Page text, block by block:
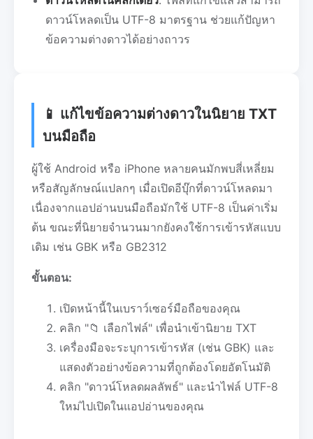
ดาวน์โหลดเป็น UTF-8 มาตรฐาน ช่วยแก้ปัญหา
ข้อความต่างดาวได้อย่างถาวร
📱 แก้ไขข้อความต่างดาวในนิยาย TXT
บนมือถือ
ผู้ใช้ Android หรือ iPhone หลายคนมักพบสี่เหลี่ยม
หรือสัญลักษณ์แปลกๆ เมื่อเปิดอีบุ๊กที่ดาวน์โหลดมา
เนื่องจากแอปอ่านบนมือถือมักใช้ UTF-8 เป็นค่าเริ่ม
ต้น ขณะที่นิยายจำนวนมากยังคงใช้การเข้ารหัสแบบ
เดิม เช่น GBK หรือ GB2312
ขั้นตอน:
เปิดหน้านี้ในเบราว์เซอร์มือถือของคุณ
คลิก "📁 เลือกไฟล์" เพื่อนำเข้านิยาย TXT
เครื่องมือจะระบุการเข้ารหัส (เช่น GBK) และ
แสดงตัวอย่างข้อความที่ถูกต้องโดยอัตโนมัติ
คลิก "ดาวน์โหลดผลลัพธ์" และนำไฟล์ UTF-8
ใหม่ไปเปิดในแอปอ่านของคุณ